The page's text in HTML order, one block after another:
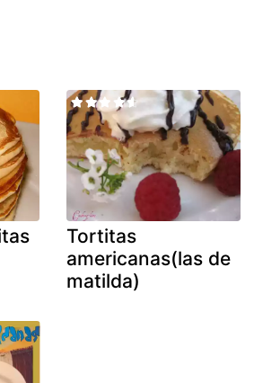
Tortitas
americanas(las de
matilda)